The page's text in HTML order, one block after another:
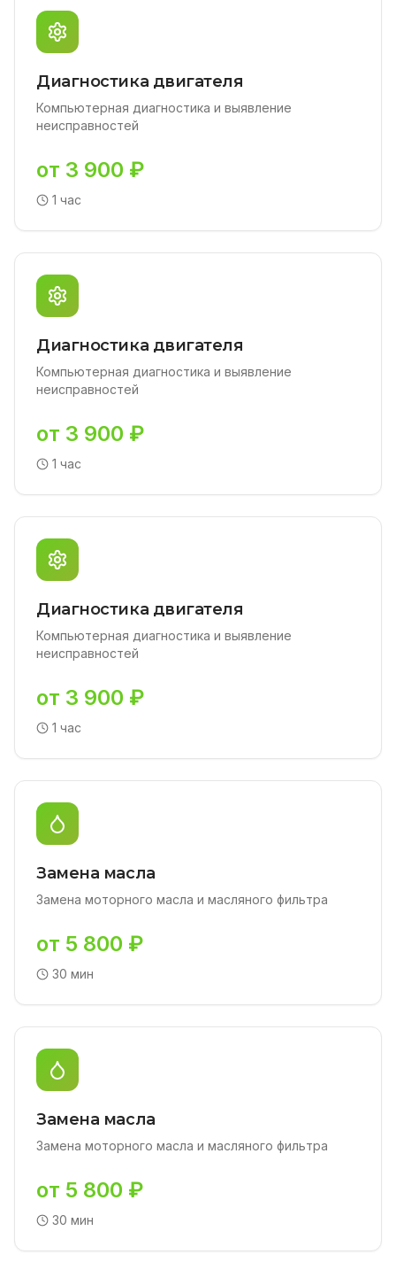
Диагностика двигателя
Компьютерная диагностика и выявление
неисправностей
от 3 900 ₽
1 час
Диагностика двигателя
Компьютерная диагностика и выявление
неисправностей
от 3 900 ₽
1 час
Диагностика двигателя
Компьютерная диагностика и выявление
неисправностей
от 3 900 ₽
1 час
Замена масла
Замена моторного масла и масляного фильтра
от 5 800 ₽
30 мин
Замена масла
Замена моторного масла и масляного фильтра
от 5 800 ₽
30 мин